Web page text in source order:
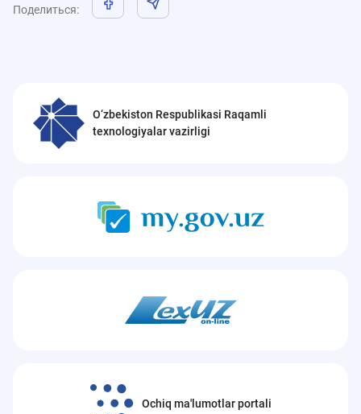
Поделиться:
O‘zbekiston Respublikasi Raqamli
texnologiyalar vazirligi
Ochiq ma'lumotlar portali